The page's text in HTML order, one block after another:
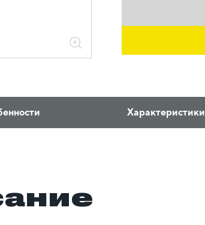
Характеристики